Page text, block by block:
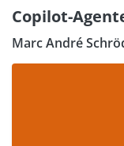
Copilot-
Marc André